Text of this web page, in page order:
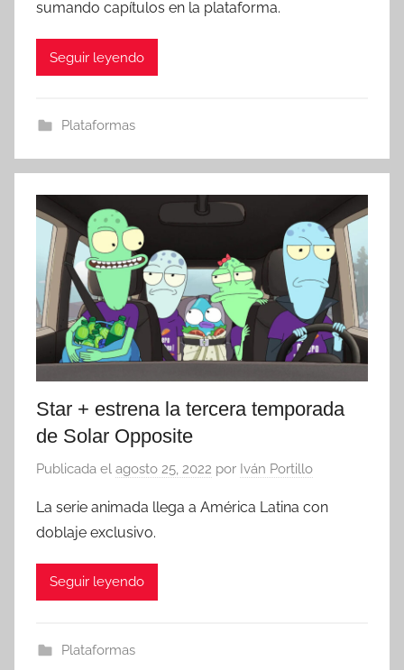
sumando capítulos en la plataforma.
Seguir leyendo
Plataformas
Star + estrena la tercera temporada
de Solar Opposite
Publicada el agosto 25, 2022 por Iván Portillo
La serie animada llega a América Latina con
doblaje exclusivo.
Seguir leyendo
Plataformas